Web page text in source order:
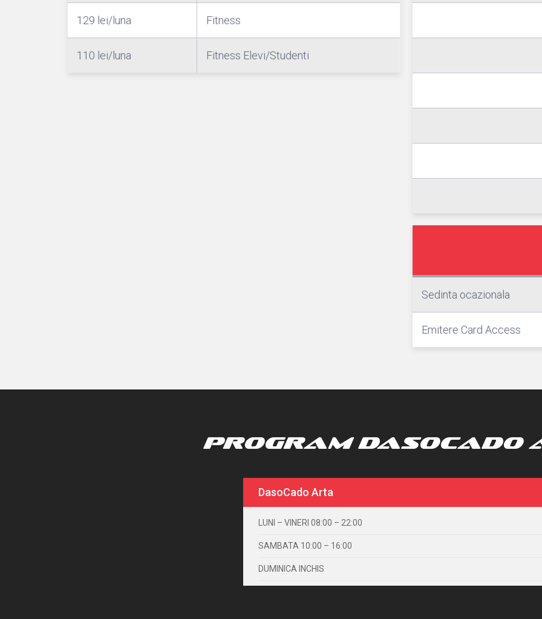
129 lei/luna Fitness
110 lei/luna Fitness Elevi/Studenti
Sedinta ocazionala
Emitere Card Access
PROGRAM DASOCADO
DasoCado Arta
LUNI – VINERI 08:00 – 22:00
SAMBATA 10:00 – 16:00
DUMINICA INCHIS